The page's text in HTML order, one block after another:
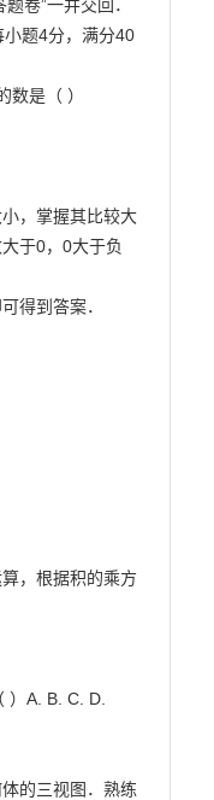
卷”一并交回．
题4分，满分40
数是（ ）
，掌握其比较大
于0，0大于负
得到答案．
，根据积的乘方
）A. B. C. D.
的三视图．熟练